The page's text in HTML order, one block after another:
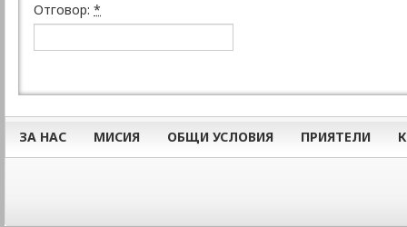
Отговор: *
ЗА НАС МИСИЯ ОБЩИ УСЛОВИЯ ПРИЯТЕЛИ